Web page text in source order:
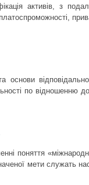
активів, з
по відношенню
поняття
мети служать